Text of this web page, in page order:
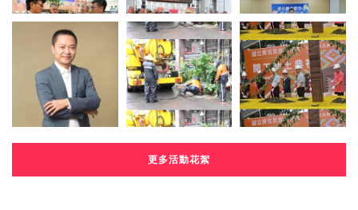
更多活動花絮